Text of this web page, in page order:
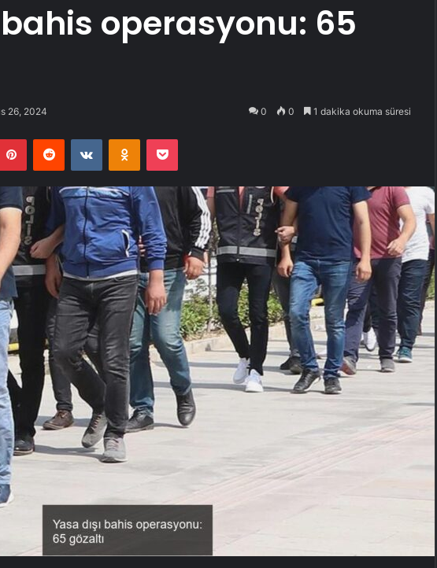
bahis operasyonu: 65
26, 2024 0 0 1 dakika okuma süresi
PinterestReddit VKontakteOdnoklassniki
Pocket